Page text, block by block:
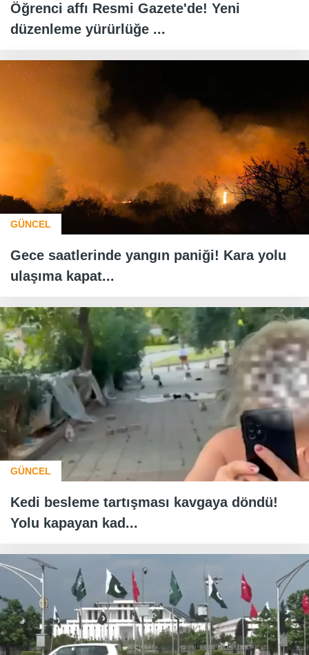
Öğrenci affı Resmi Gazete'de! Yeni
düzenleme yürürlüğe ...
GÜNCEL
Gece saatlerinde yangın paniği! Kara yolu
ulaşıma kapat...
GÜNCEL
Kedi besleme tartışması kavgaya döndü!
Yolu kapayan kad...